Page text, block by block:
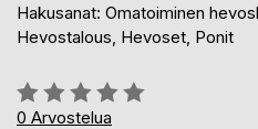
Hakusanat: Omatoiminen
Hevostalous, Hevoset, Ponit
Arvostelu::
0%
0 Arvostelua